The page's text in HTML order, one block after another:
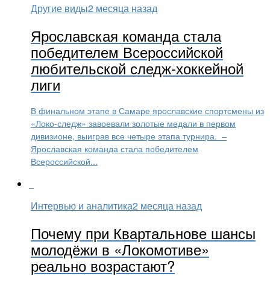
Другие виды2 месяца назад
Ярославская команда стала
победителем Всероссийской
любительской следж-хоккейной
лиги
В финальном этапе в Самаре ярославские спортсмены из
«Локо-следж» завоевали золотые медали в первом
дивизионе, выиграв все четыре этапа турнира. –
Ярославская команда стала победителем
Всероссийской...
Интервью и аналитика2 месяца назад
Почему при Квартальнове шансы
молодёжи в «Локомотиве»
реально возрастают?